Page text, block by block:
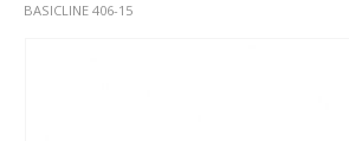
BASICLINE 406-15